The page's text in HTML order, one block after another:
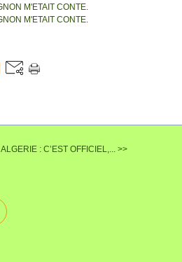
ALGERIE : C’EST OFFICIEL,... >>